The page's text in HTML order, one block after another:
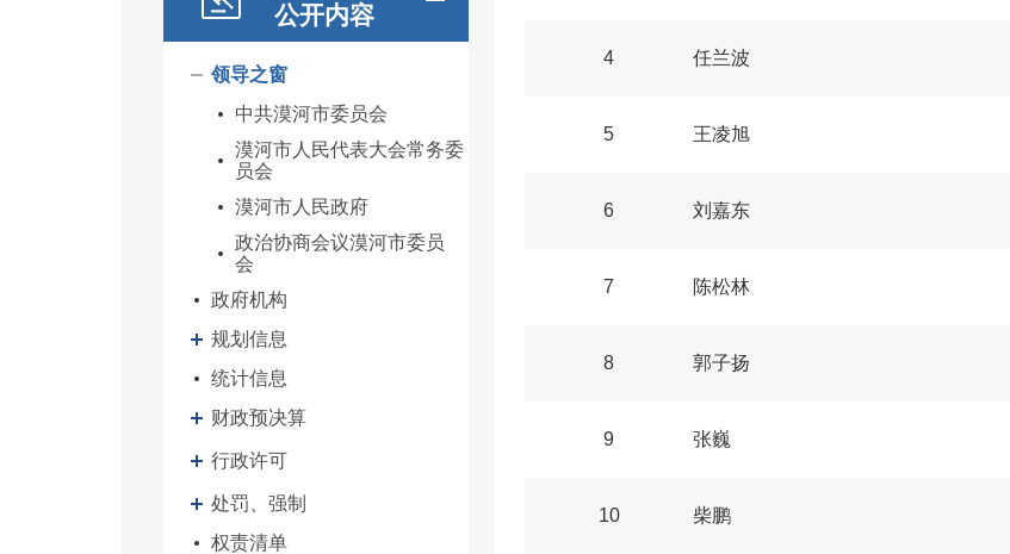
公开内容
领导之窗
中共漠河市委员会
漠河市人民代表大会常务委
员会
漠河市人民政府
政治协商会议漠河市委员
会
政府机构
规划信息
统计信息
财政预决算
行政许可
处罚、强制
权责清单
4 任兰波
5 王凌旭
6 刘嘉东
7 陈松林
8 郭子扬
9 张巍
10 柴鹏